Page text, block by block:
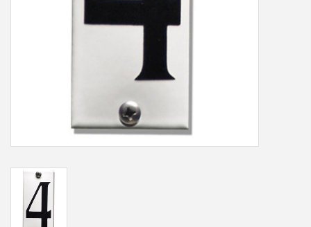
gesneden
Portfolio